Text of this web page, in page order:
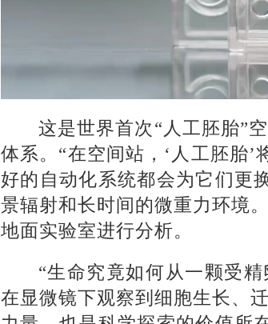
这是世界首次“人工胚胎”
体系。“在空间站，‘人工胚胎
好的自动化系统都会为它们更
景辐射和长时间的微重力环境
地面实验室进行分析。
“生命究竟如何从一颗受
在显微镜下观察到细胞生长、